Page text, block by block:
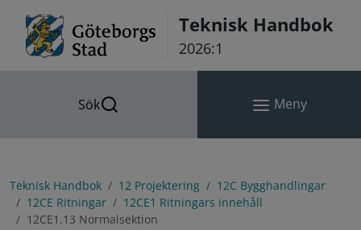
Teknisk Handbok
2026:1
Sök Meny
Teknisk Handbok 12 Projektering
12C Bygghandlingar
12CE Ritningar
12CE1 Ritningars innehåll
12CE1.13 Normalsektion